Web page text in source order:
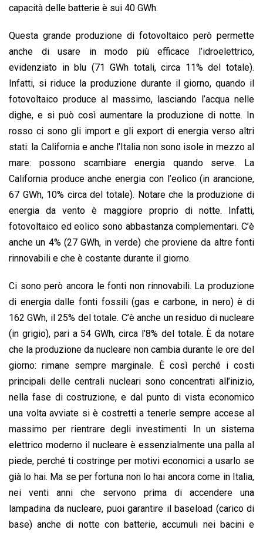
capacità delle batterie è sui 40 GWh.
Questa grande produzione di fotovoltaico però permette
anche di usare in modo più efficace l’idroelettrico,
evidenziato in blu (71 GWh totali, circa 11% del totale).
Infatti, si riduce la produzione durante il giorno, quando il
fotovoltaico produce al massimo, lasciando l’acqua nelle
dighe, e si può così aumentare la produzione di notte. In
rosso ci sono gli import e gli export di energia verso altri
stati: la California e anche l’Italia non sono isole in mezzo al
mare: possono scambiare energia quando serve. La
California produce anche energia con l’eolico (in arancione,
67 GWh, 10% circa del totale). Notare che la produzione di
energia da vento è maggiore proprio di notte. Infatti,
fotovoltaico ed eolico sono abbastanza complementari. C’è
anche un 4% (27 GWh, in verde) che proviene da altre fonti
rinnovabili e che è costante durante il giorno.
Ci sono però ancora le fonti non rinnovabili. La produzione
di energia dalle fonti fossili (gas e carbone, in nero) è di
162 GWh, il 25% del totale. C’è anche un residuo di nucleare
(in grigio), pari a 54 GWh, circa l’8% del totale. È da notare
che la produzione da nucleare non cambia durante le ore del
giorno: rimane sempre marginale. È così perché i costi
principali delle centrali nucleari sono concentrati all’inizio,
nella fase di costruzione, e dal punto di vista economico
una volta avviate si è costretti a tenerle sempre accese al
massimo per rientrare degli investimenti. In un sistema
elettrico moderno il nucleare è essenzialmente una palla al
piede, perché ti costringe per motivi economici a usarlo se
già lo hai. Ma se per fortuna non lo hai ancora come in Italia,
nei venti anni che servono prima di accendere una
lampadina da nucleare, puoi garantire il baseload (carico di
base) anche di notte con batterie, accumuli nei bacini e